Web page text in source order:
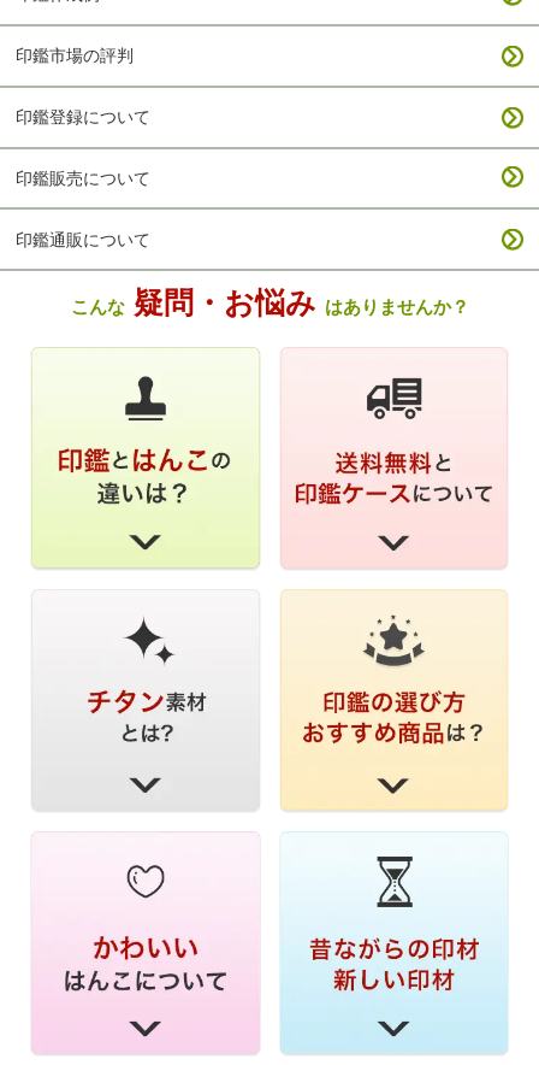
印鑑市場の評判
印鑑登録について
印鑑販売について
印鑑通販について
こんな疑問・お悩み はありませんか？